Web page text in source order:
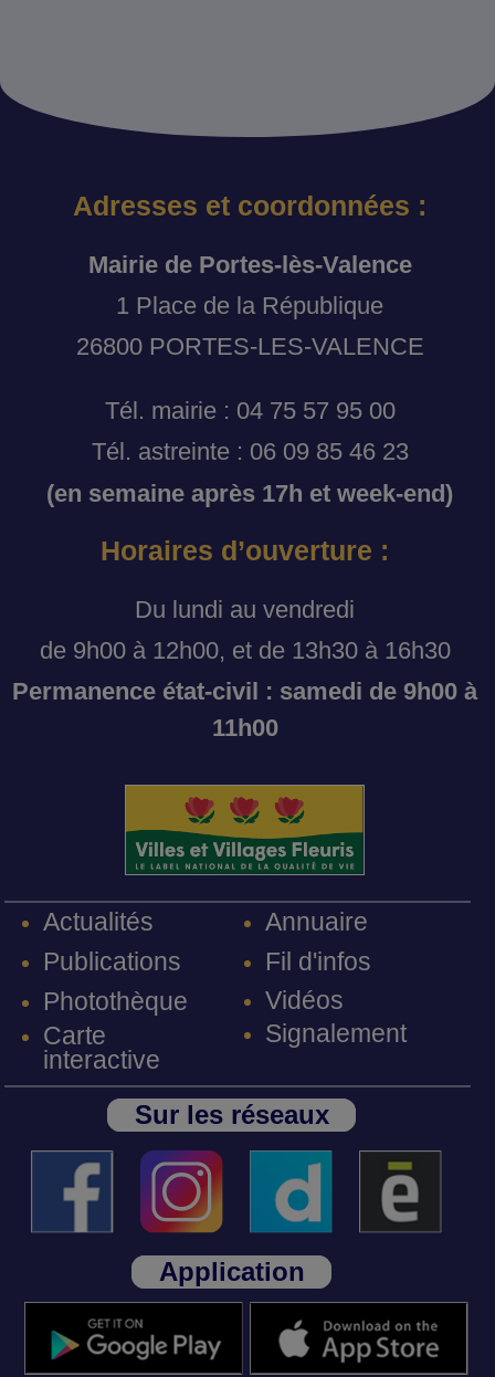
Adresses et coordonnées :
Mairie de Portes-lès-Valence
1 Place de la République
26800 PORTES-LES-VALENCE
Tél. mairie : 04 75 57 95 00
Tél. astreinte : 06 09 85 46 23
(en semaine après 17h et week-end)
Horaires d’ouverture :
Du lundi au vendredi
de 9h00 à 12h00, et de 13h30 à 16h30
Permanence état-civil : samedi de 9h00 à
11h00
Actualités
Publications
Photothèque
Carte
interactive
Annuaire
Fil d'infos
Vidéos
Signalement
Sur les réseaux
Application